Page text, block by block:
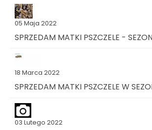
05 Maja 2022
SPRZEDAM MATKI PSZCZELE -
18 Marca 2022
SPRZEDAM MATKI PSZCZELE W
03 Lutego 2022